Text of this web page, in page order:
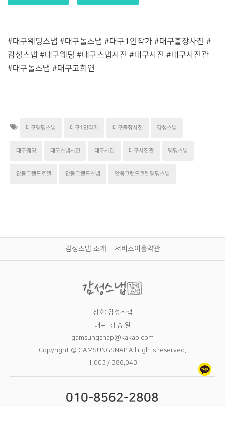
#대구웨딩스냅 #대구돌스냅 #대구1인작가 #대구출장사진 #
감성스냅 #대구웨딩 #대구스냅사진 #대구사진 #대구사진관
#대구돌스냅 #대구고희연
대구웨딩스냅 대구1인작가 대구출장사진 감성스냅
대구웨딩 대구스냅사진 대구사진 대구사진관 웨딩스냅
안동그랜드호텔 안동그랜드스냅 안동그랜드호텔웨딩스냅
감성스냅 소개 서비스이용약관
상호: 감성스냅
대표: 강 승 열
gamsungsnap@kakao.com
Copyright © GAMSUNGSNAP All rights reserved.
1,003 / 386,043
010-8562-2808